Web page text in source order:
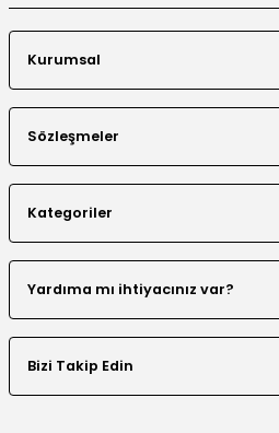
Boncuklu Dantel Aplike Detaylı Abaya
Organze Aplikeli Tensel Abaya Takım
Kurumsal
Sözleşmeler
Kategoriler
Yardıma mı ihtiyacınız var?
Bizi Takip Edin